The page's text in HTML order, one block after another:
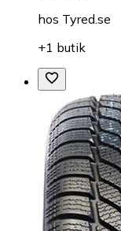
hos Tyred.se
+1 butik